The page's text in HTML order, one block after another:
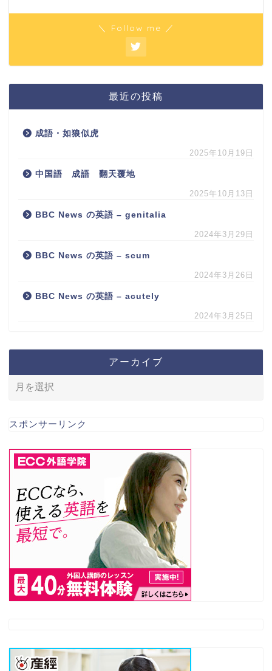
＼ Follow me ／
最近の投稿
成語・如狼似虎
2025年10月19日
中国語 成語 翻天覆地
2025年10月13日
BBC News の英語 – genitalia
2024年3月29日
BBC News の英語 – scum
2024年3月26日
BBC News の英語 – acutely
2024年3月25日
アーカイブ
スポンサーリンク